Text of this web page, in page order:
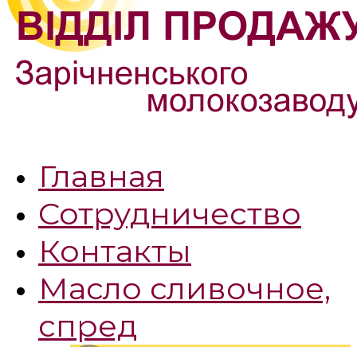
Главная
Сотрудничество
Контакты
Масло сливочное,
спред